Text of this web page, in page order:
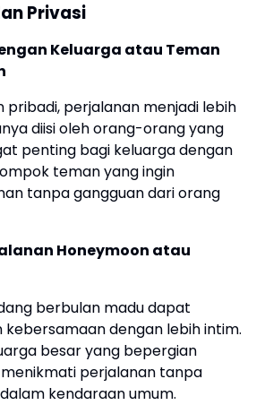
Privasi
Keluarga atau Teman
pribadi, perjalanan menjadi lebih
diisi oleh orang-orang yang
penting bagi keluarga dengan
teman yang ingin
tanpa gangguan dari orang
Honeymoon atau
berbulan madu dapat
dengan lebih intim.
besar yang bepergian
perjalanan tanpa
kendaraan umum.